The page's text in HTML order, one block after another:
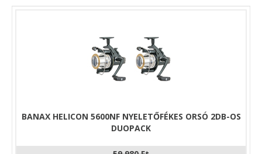
A hozzá tartozókemény tokkiemelt védelmet nyújt a
tárolható és könnyen hordozható a felszerelésben.
BANAX HELICON 5600NF NYELETŐFÉKES ORSÓ 2DB-OS
DUOPACK